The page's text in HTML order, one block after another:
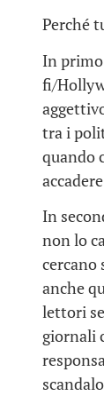
Perché
In
fi/
tra i
quando
In
non lo
cercano
anche
lettori
giornali